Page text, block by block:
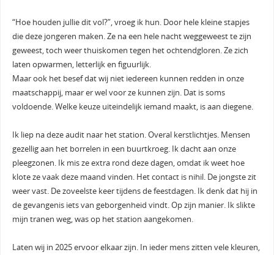
“Hoe houden jullie dit vol?”, vroeg ik hun. Door hele kleine stapjes
die deze jongeren maken. Ze na een hele nacht weggeweest te zijn
geweest, toch weer thuiskomen tegen het ochtendgloren. Ze zich
laten opwarmen, letterlijk en figuurlijk.
Maar ook het besef dat wij niet iedereen kunnen redden in onze
maatschappij, maar er wel voor ze kunnen zijn. Dat is soms
voldoende. Welke keuze uiteindelijk iemand maakt, is aan diegene.
Ik liep na deze audit naar het station. Overal kerstlichtjes. Mensen
gezellig aan het borrelen in een buurtkroeg. Ik dacht aan onze
pleegzonen. Ik mis ze extra rond deze dagen, omdat ik weet hoe
klote ze vaak deze maand vinden. Het contact is nihil. De jongste zit
weer vast. De zoveelste keer tijdens de feestdagen. Ik denk dat hij in
de gevangenis iets van geborgenheid vindt. Op zijn manier. Ik slikte
mijn tranen weg, was op het station aangekomen.
Laten wij in 2025 ervoor elkaar zijn. In ieder mens zitten vele kleuren,